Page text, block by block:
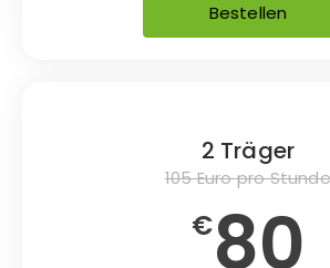
Bestellen
2 Träger
105 Euro pro Stunde
€80